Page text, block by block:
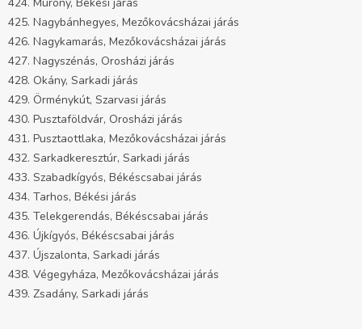
425. Nagybánhegyes, Mezőkovácsházai járás
426. Nagykamarás, Mezőkovácsházai járás
427. Nagyszénás, Orosházi járás
428. Okány, Sarkadi járás
429. Örménykút, Szarvasi járás
430. Pusztaföldvár, Orosházi járás
431. Pusztaottlaka, Mezőkovácsházai járás
432. Sarkadkeresztúr, Sarkadi járás
433. Szabadkígyós, Békéscsabai járás
434. Tarhos, Békési járás
435. Telekgerendás, Békéscsabai járás
436. Újkígyós, Békéscsabai járás
437. Újszalonta, Sarkadi járás
438. Végegyháza, Mezőkovácsházai járás
439. Zsadány, Sarkadi járás